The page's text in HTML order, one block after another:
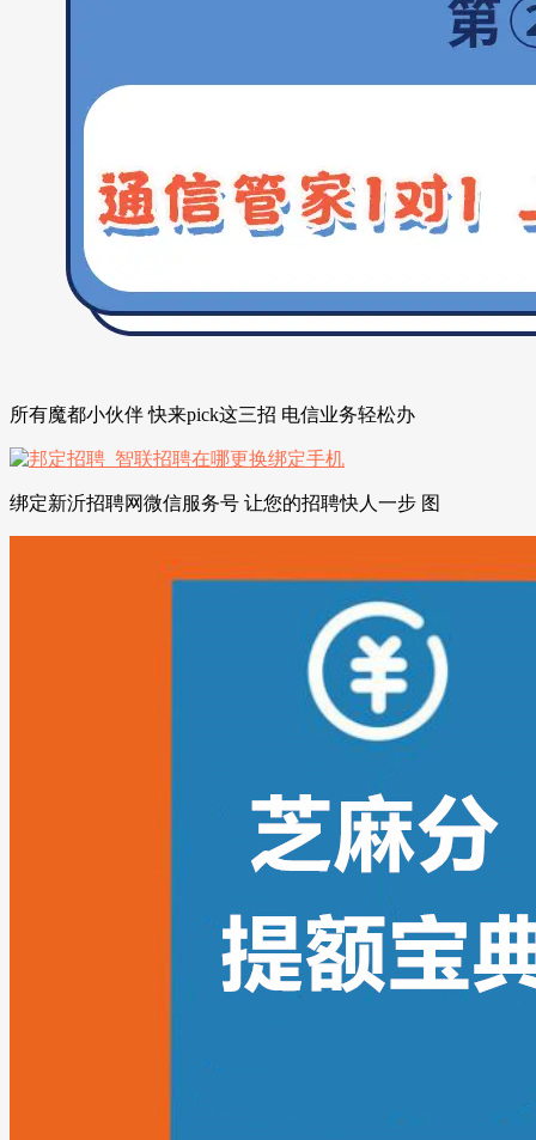
所有魔都小伙伴 快来pick这三招 电信业务轻松办
绑定新沂招聘网微信服务号 让您的招聘快人一步 图